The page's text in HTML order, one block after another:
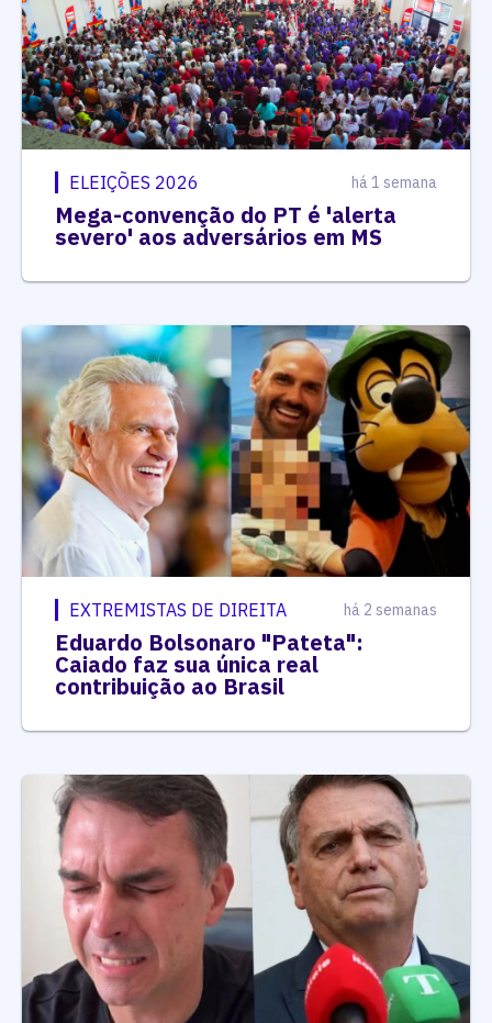
ELEIÇÕES 2026 há 1 semana
Mega-convenção do PT é 'alerta
severo' aos adversários em MS
EXTREMISTAS DE DIREITA há 2 semanas
Eduardo Bolsonaro "Pateta":
Caiado faz sua única real
contribuição ao Brasil